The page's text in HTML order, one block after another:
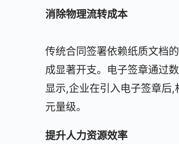
消除物理流转成本
传统合同签署依赖纸质文档
成显著开支。电子签章通过
显示,企业在引入电子签章后
元量级。
提升人力资源效率